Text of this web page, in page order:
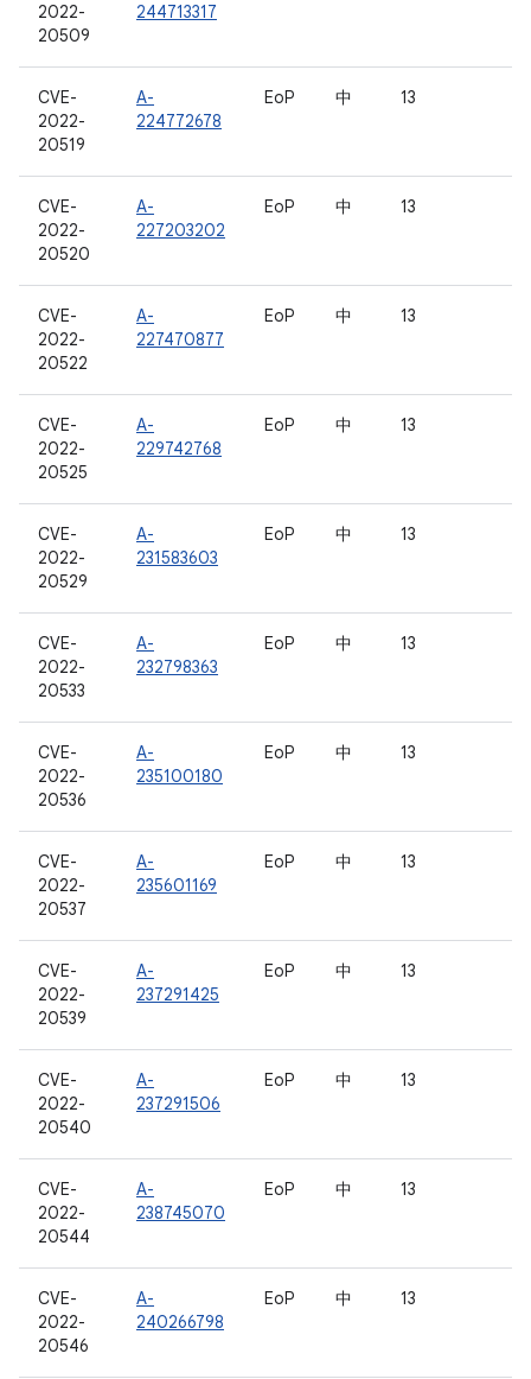
2022-
20509
244713317
CVE-
2022-
20519
A-
224772678
EoP 中 13
CVE-
2022-
20520
A-
227203202
EoP 中 13
CVE-
2022-
20522
A-
227470877
EoP 中 13
CVE-
2022-
20525
A-
229742768
EoP 中 13
CVE-
2022-
20529
A-
231583603
EoP 中 13
CVE-
2022-
20533
A-
232798363
EoP 中 13
CVE-
2022-
20536
A-
235100180
EoP 中 13
CVE-
2022-
20537
A-
235601169
EoP 中 13
CVE-
2022-
20539
A-
237291425
EoP 中 13
CVE-
2022-
20540
A-
237291506
EoP 中 13
CVE-
2022-
20544
A-
238745070
EoP 中 13
CVE-
2022-
20546
A-
240266798
EoP 中 13